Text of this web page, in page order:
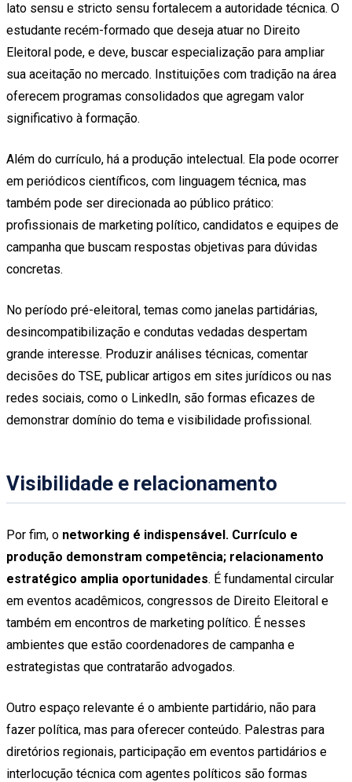
lato sensu e stricto sensu fortalecem a autoridade técnica. O
estudante recém-formado que deseja atuar no Direito
Eleitoral pode, e deve, buscar especialização para ampliar
sua aceitação no mercado. Instituições com tradição na área
oferecem programas consolidados que agregam valor
significativo à formação.
Além do currículo, há a produção intelectual. Ela pode ocorrer
em periódicos científicos, com linguagem técnica, mas
também pode ser direcionada ao público prático:
profissionais de marketing político, candidatos e equipes de
campanha que buscam respostas objetivas para dúvidas
concretas.
No período pré-eleitoral, temas como janelas partidárias,
desincompatibilização e condutas vedadas despertam
grande interesse. Produzir análises técnicas, comentar
decisões do TSE, publicar artigos em sites jurídicos ou nas
redes sociais, como o LinkedIn, são formas eficazes de
demonstrar domínio do tema e visibilidade profissional.
Visibilidade e relacionamento
Por fim, o networking é indispensável. Currículo e
produção demonstram competência; relacionamento
estratégico amplia oportunidades. É fundamental circular
em eventos acadêmicos, congressos de Direito Eleitoral e
também em encontros de marketing político. É nesses
ambientes que estão coordenadores de campanha e
estrategistas que contratarão advogados.
Outro espaço relevante é o ambiente partidário, não para
fazer política, mas para oferecer conteúdo. Palestras para
diretórios regionais, participação em eventos partidários e
interlocução técnica com agentes políticos são formas